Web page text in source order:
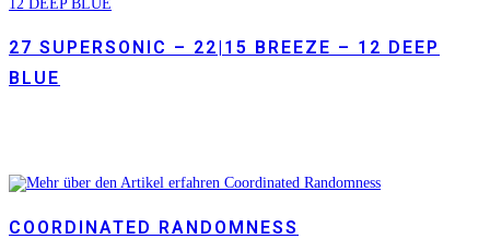
27 SUPERSONIC – 22|15 BREEZE – 12 DEEP
BLUE
COORDINATED RANDOMNESS